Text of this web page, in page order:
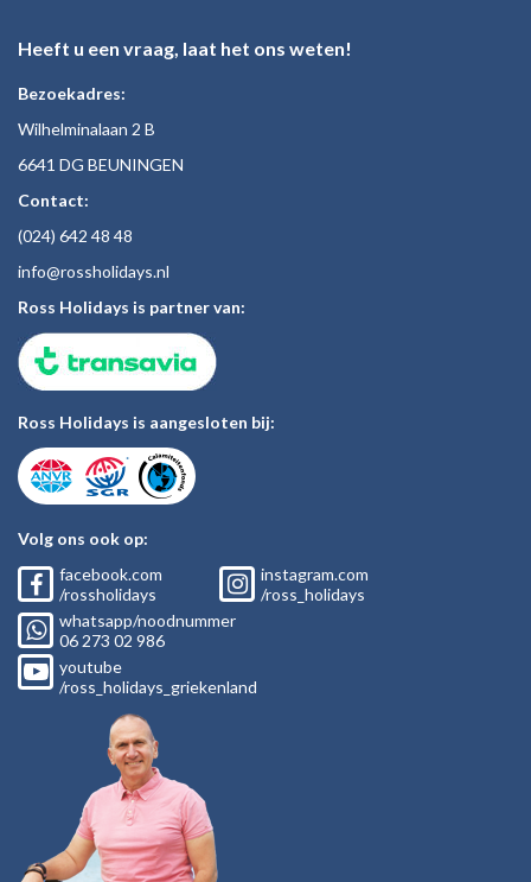
Heeft u een vraag, laat het ons weten!
Bezoekadres:
Wilhelminalaan 2 B
6641 DG BEUNINGEN
Contact:
(024) 642 48 48
info@rossholidays.nl
Ross Holidays is partner van:
Ross Holidays is aangesloten bij:
Volg ons ook op:
facebook.com
/rossholidays
instagram.com
/ross_holidays
whatsapp/noodnummer
06 273 02 986
youtube
/ross_holidays_griekenland